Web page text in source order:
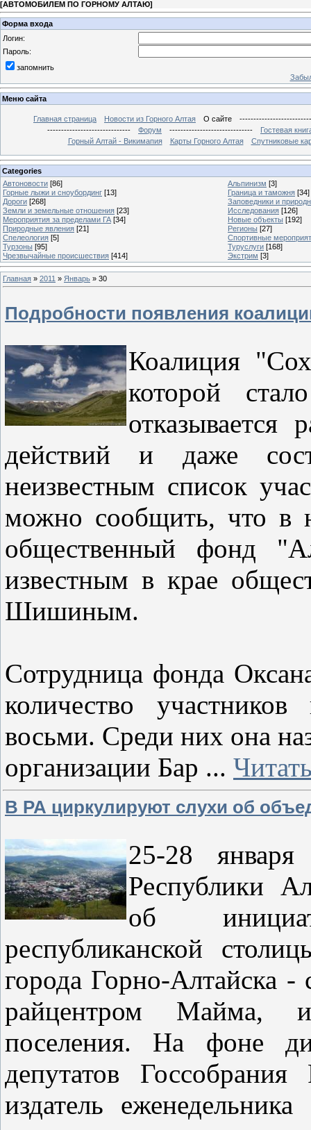
[АВТОМОБИЛЕМ ПО ГОРНОМУ АЛТАЮ]
Форма входа
Логин:
Пароль:
запомнить
Меню сайта
Главная страница Новости из Горного Алтая О сайте
------------------------------
Форум ------------------------------
Гостевая
Горный Алтай - Викимапия
Карты Горного Алтая Спутниковые
Categories
Автоновости [86] Альпинизм [3]
Горные лыжи и сноубординг [13] Граница и таможня [34]
Дороги [268]
Заповедники и
Земли и земельные отношения [23] Исследования [126]
Мероприятия за пределами ГА [34] Новые объекты [192]
Природные явления [21] Регионы [27]
Спелеология [5]
Спортивные
Турзоны [95] Туруслуги [168]
Чрезвычайные происшествия [414] Экстрим [3]
Главная » 2011 » Январь » 30
Подробности появления
Коалиция
которой
отказывается
действий и даже
неизвестным список
можно сообщить, что в
общественный фонд
известным в крае
Шишиным.
Сотрудница фонда
количество
восьми. Среди них она
организации Бар ...
В РА циркулируют слухи об
25-28 января
Республики
об
республиканской
города Горно-Алтайска
райцентром Майма,
поселения. На фоне
депутатов
издатель